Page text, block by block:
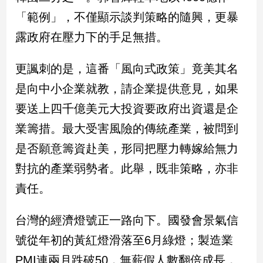
娛
樂
娛
樂
星
聞
流
時
尚
追
星
生
活
「範例」，不僅顯示談判策略的隨興，更暴
露政府在壓力下的手足無措。
更諷刺的是，這番「風向式政策」竟美其名
是向中小企業就教，請企業提供意見，如果
要送上四千億美元大投資要政府出資還是企
業籌措。最大受害風險的傳統產業，被問到
是否願意籌資赴美，形同把壓力轉嫁給無力
對抗的產業弱勢者。此舉，既非策略，亦非
責任。
台灣的經濟燈號正一路向下。國發會景氣信
號從年初的黃紅燈滑落至6月綠燈；製造業
PMI連兩月跌破50，無薪假人數翻倍成長，